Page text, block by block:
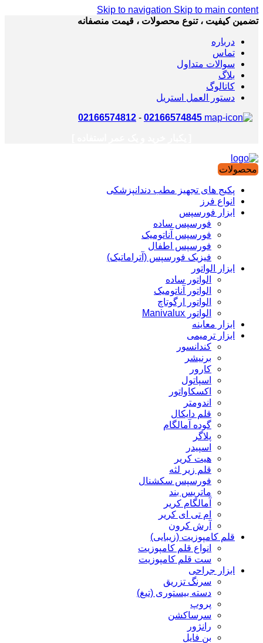
Skip to navigation Skip to main content
تضمین کیفیت ، تنوع محصولات ، قیمت منصفانه
درباره
تماس
سوالات متداول
بلاگ
کاتالوگ
دستور العمل استریل
02166574845
-
02166574812
محصولات
پکیج های تجهیز مطب دندانپزشکی
انواع فرز
ابزار فورسپس
فورسپس ساده
فورسپس آناتومیک
فورسپس اطفال
فیزیک فورسپس (آتراماتیک)
ابزار الواتور
الواتور ساده
الواتور آناتومیک
الواتور ارگوتاچ
الواتور Manivalux
ابزار معاینه
ابزار ترمیمی
کندانسور
برنیشر
کارور
اسپاتول
اکسکاواتور
اندومتر
قلم دایکال
گوده آمالگام
پلاگر
اسپیدر
هیت کریر
قلم زیر لثه
فورسپس سکشنال
ماتریس بند
آمالگام کریر
ام تی ای کریر
آرش کرون
قلم کامپوزیت (زیبایی)
انواع قلم کامپوزیت
ست قلم کامپوزیت
ابزار جراحی
سرنگ تزریق
دسته بیستوری (تیغ)
پروپ
سرساکشن
رانژور
بن فایل